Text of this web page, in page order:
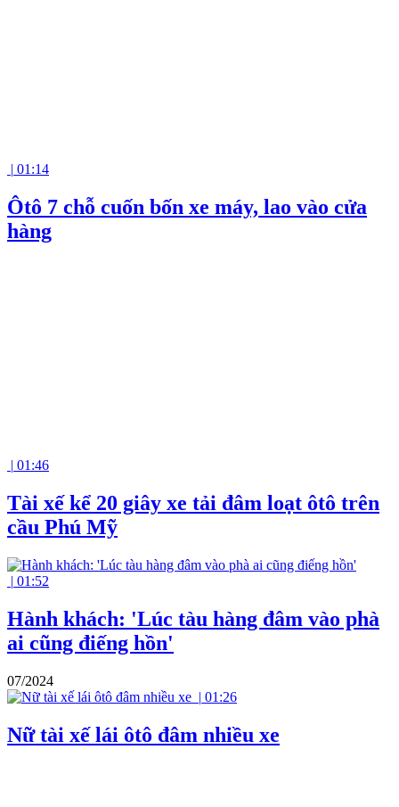
| 01:14
Ôtô 7 chỗ cuốn bốn xe máy, lao vào cửa
hàng
| 01:46
Tài xế kể 20 giây xe tải đâm loạt ôtô trên
cầu Phú Mỹ
| 01:52
Hành khách: 'Lúc tàu hàng đâm vào phà
ai cũng điếng hồn'
07/2024
| 01:26
Nữ tài xế lái ôtô đâm nhiều xe